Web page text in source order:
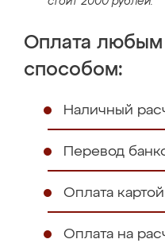
Оплата
способом:
Наличный
Перевод
Оплата
Оплата на